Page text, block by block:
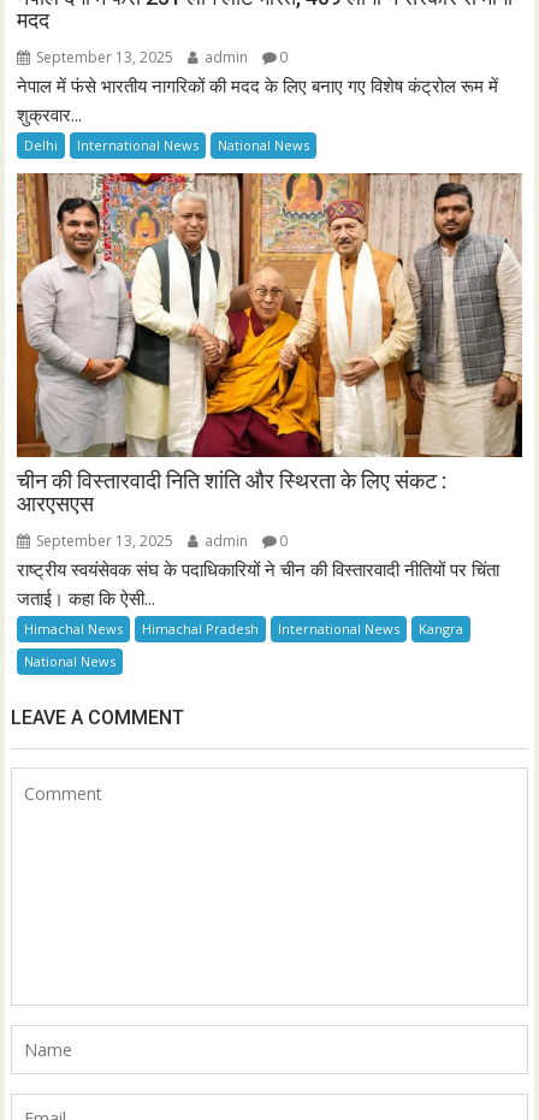
मदद
September 13, 2025 admin 0
नेपाल में फंसे भारतीय नागरिकों की मदद के लिए बनाए गए विशेष कंट्रोल रूम में
शुक्रवार...
Delhi International News National News
चीन की विस्तारवादी निति शांति और स्थिरता के लिए संकट :
आरएसएस
September 13, 2025 admin 0
राष्ट्रीय स्वयंसेवक संघ के पदाधिकारियों ने चीन की विस्तारवादी नीतियों पर चिंता
जताई। कहा कि ऐसी...
Himachal News Himachal Pradesh International News
Kangra
National News
LEAVE A COMMENT